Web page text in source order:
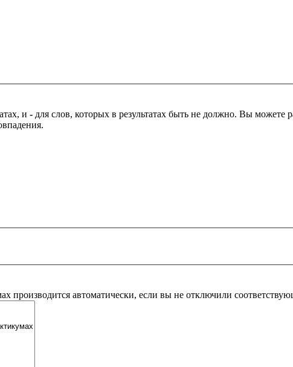
и - для слов, которых в результатах быть не должно. Вы можете
производится автоматически, если вы не отключили